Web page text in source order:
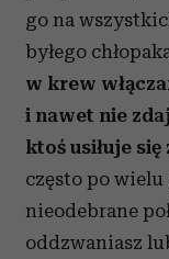
go na
byłego
w krew
i nawet nie
ktoś usiłuje
często po wielu
nieodebrane
oddzwaniasz